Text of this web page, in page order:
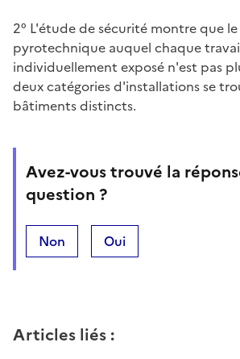
2° L'étude de sécurité montre que
pyrotechnique auquel chaque
individuellement exposé n'est pas
deux catégories d'installations se
bâtiments distincts.
Avez-vous trouvé la
question ?
Non Oui
Articles liés :